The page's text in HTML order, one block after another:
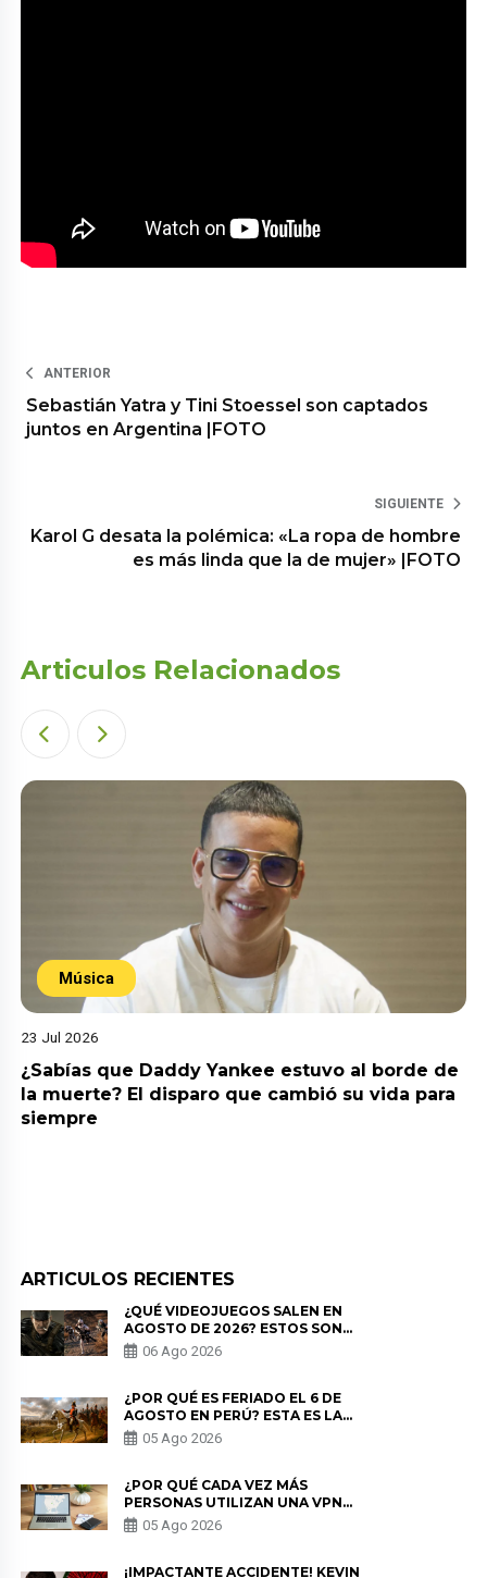
ANTERIOR
Sebastián Yatra y Tini Stoessel son captados
juntos en Argentina |FOTO
SIGUIENTE
Karol G desata la polémica: «La ropa de hombre
es más linda que la de mujer» |FOTO
Articulos Relacionados
Música
23 Jul 2026
¿Sabías que Daddy Yankee estuvo al borde de
la muerte? El disparo que cambió su vida para
siempre
ARTICULOS RECIENTES
¿QUÉ VIDEOJUEGOS SALEN EN
AGOSTO DE 2026? ESTOS SON
LOS ESTRENOS MÁS ESPERADOS
06 Ago 2026
¿POR QUÉ ES FERIADO EL 6 DE
AGOSTO EN PERÚ? ESTA ES LA
HISTORIA
05 Ago 2026
¿POR QUÉ CADA VEZ MÁS
PERSONAS UTILIZAN UNA VPN
PARA PROTEGER SU
PRIVACIDAD?
05 Ago 2026
¡IMPACTANTE ACCIDENTE! KEVIN